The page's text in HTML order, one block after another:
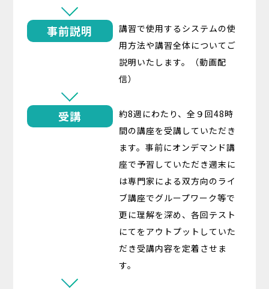
事前説明
講習で使用するシステムの使
用方法や講習全体についてご
説明いたします。（動画配
信）
受講
約8週にわたり、全９回48時
間の講座を受講していただき
ます。事前にオンデマンド講
座で予習していただき週末に
は専門家による双方向のライ
ブ講座でグループワーク等で
更に理解を深め、各回テスト
にてをアウトプットしていた
だき受講内容を定着させま
す。